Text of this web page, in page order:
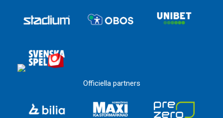
Officiella partners